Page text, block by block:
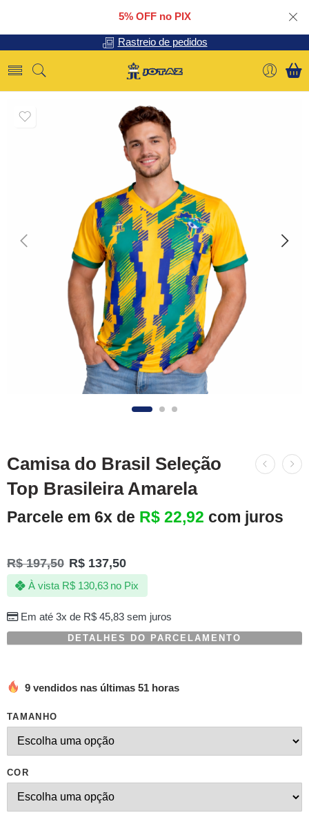
5% OFF no PIX
Rastreio de pedidos
Camisa do Brasil Seleção
Top Brasileira Amarela
Parcele em 6x de R$ 22,92 com juros
R$197,50 R$ 137,50
Em até 3x de R$45,83sem juros
À vista R$130,63 no Pix
DETALHES DO PARCELAMENTO
9 vendidos nas últimas 51 horas
TAMANHO
COR